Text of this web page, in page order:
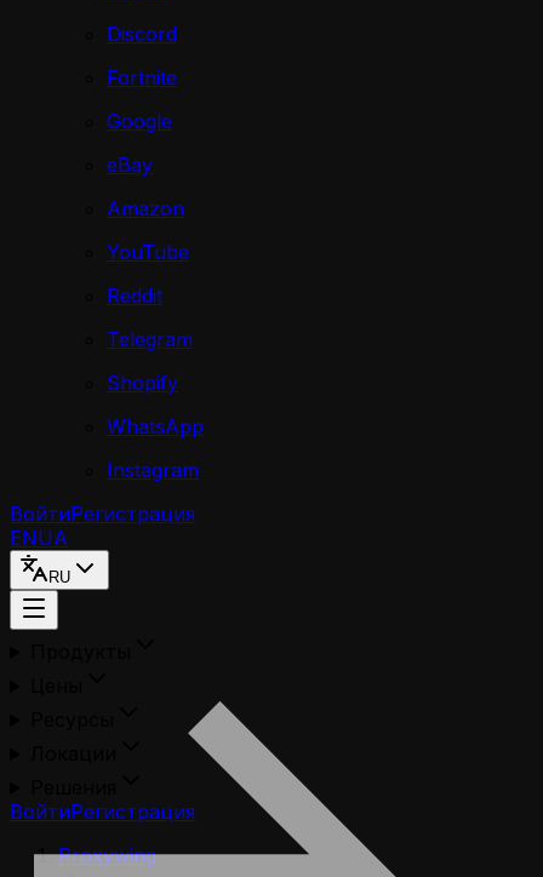
Discord
Fortnite
Google
eBay
Amazon
YouTube
Reddit
Telegram
Shopify
WhatsApp
Instagram
ВойтиРегистрация
ENUA
RU
ВойтиРегистрация
Proxywing